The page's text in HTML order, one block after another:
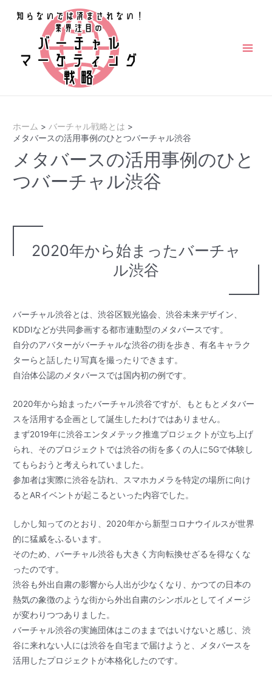
ホーム
バーチャル戦略とは
メタバースの活用事例のひとつバーチャル渋谷
メタバースの活用事例のひと
つバーチャル渋谷
2020年から始まったバーチャ
ル渋谷
バーチャル渋谷とは、渋谷区観光協会、渋谷未来デザイン、
KDDIなどが共同参画する都市連動型のメタバースです。
自分のアバターがバーチャルな渋谷の街を歩き、有名キャラク
ターらと話したり写真を撮ったりできます。
自治体公認のメタバースでは国内初の例です。
2020年から始まったバーチャル渋谷ですが、もともとメタバー
スを活用する企画として誕生したわけではありません。
まず2019年に渋谷エンタメテック推進プロジェクトが立ち上げ
られ、そのプロジェクトでは渋谷の街を多くの人に5Gで体験し
てもらおうと考えられていました。
参加者は実際に渋谷を訪れ、スマホカメラを特定の場所に向け
るとARイベントが起こるといった内容でした。
しかし知ってのとおり、2020年から新型コロナウイルスが世界
的に猛威をふるいます。
そのため、バーチャル渋谷も大きく方向転換せざるを得なくな
ったのです。
渋谷も外出自粛の影響から人出が少なくなり、かつての日本の
熱気の象徴のような街から外出自粛のシンボルとしてイメージ
が変わりつつありました。
バーチャル渋谷の実施団体はこのままではいけないと感じ、渋
谷に来れない人には渋谷を自宅まで届けようと、メタバースを
活用したプロジェクトが本格化したのです。